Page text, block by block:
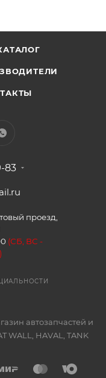
83
проезд,
(СБ, ВС -
автозапчастей и
WALL, HAVAL, TANK